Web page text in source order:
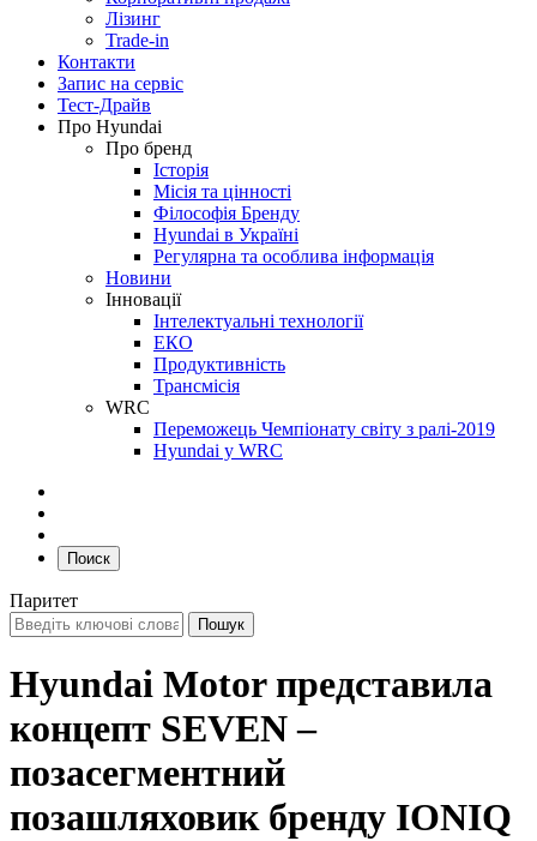
Лізинг
Trade-in
Контакти
Запис на сервіс
Тест-Драйв
Про Hyundai
Про бренд
Історія
Місія та цінності
Філософія Бренду
Hyundai в Україні
Регулярна та особлива інформація
Новини
Інновації
Інтелектуальні технології
ЕКО
Продуктивність
Трансмісія
WRC
Переможець Чемпіонату світу з ралі-2019
Hyundai у WRC
Поиск
Паритет
Hyundai Motor представила
концепт SEVEN –
позасегментний
позашляховик бренду IONIQ